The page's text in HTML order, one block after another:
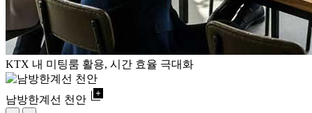
KTX 내 미팅룸 활용, 시간 효율 극대화
남방한계선 천안 library_add